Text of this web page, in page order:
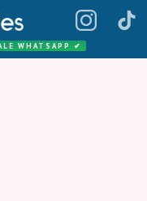
WHATSAPP ✔